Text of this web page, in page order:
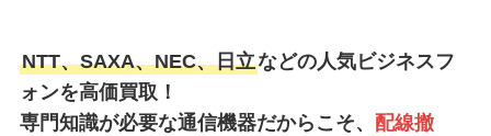
NTT、SAXA、NEC、日立などの人気ビジネスフ
ォンを高価買取！
専門知識が必要な通信機器だからこそ、 配線撤